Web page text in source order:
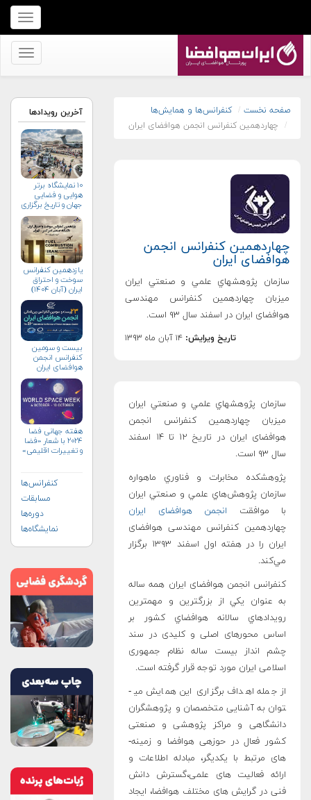
برای
نمایش
منو
برای
کنید
صفحه نخست
کنفرانس‌ها و همایش‌ها
چهاردهمین کنفرانس انجمن هوافضای ایران
چهاردهمین کنفرانس انجمن
هوافضای ایران
سازمان پژوهشهاي علمي و صنعتي ايران
ميزبان چهاردهمین کنفرانس مهندسی
هوافضای ایران در اسفند سال ۹۳ است.
تاریخ ویرایش: ۱۴ آبان ماه ۱۳۹۳
سازمان پژوهشهاي علمي و صنعتي ايران
ميزبان چهاردهمین کنفرانس انجمن
هوافضای ایران در تاریخ ۱۲ تا ۱۴ اسفند
سال ۹۳ است.
پژوهشكده مخابرات و فناوري ماهواره
سازمان پژوهش‌هاي علمي و صنعتي ايران
با موافقت انجمن هوافضای ایران
چهاردهمین کنفرانس مهندسی هوافضای
ایران را در هفته اول اسفند ۱۳۹۳ برگزار
مي‌كند.
کنفرانس انجمن هوافضای ایران همه ساله
به عنوان يكي از بزرگترين و مهمترين
رويدادهاي سالانه هوافضاي كشور بر
اساس محورهای اصلی و کلیدی در سند
چشم انداز بیست ساله نظام جمهوری
اسلامی ایران مورد توجه قرار گرفته است.
از جمله اهداف برگزاری این همایش می­
توان به آشنایی متخصصان و پژوهشگران
دانشگاهی و مراكز پژوهشی و صنعتی
كشور فعال در حوزه­ی هوافضا و زمینه­
های مرتبط با یكدیگر، مبادله اطلاعات و
ارائه فعالیت های علمی،گسترش دانش
فنی در گرایش های مختلف هوافضا، ایجاد
آخرین رویدادها
۱۰ نمایشگاه برتر
هوایی و فضایی
جهان و تاریخ برگزاری
آن‌ها
یازدهمین کنفرانس
سوخت و احتراق
ایران (آبان‌ ۱۴۰۴)
بیست و سومین
کنفرانس انجمن
هوافضای ايران
هفته جهانی فضا
۲۰۲۴ با شعار «فضا
و تغییرات اقلیمی»
کنفرانس‌ها
مسابقات
دوره‌ها
نمایشگاه‌ها